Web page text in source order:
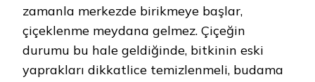
zamanla merkezde birikmeye başlar,
çiçeklenme meydana gelmez. Çiçeğin
durumu bu hale geldiğinde, bitkinin eski
yaprakları dikkatlice temizlenmeli, budama